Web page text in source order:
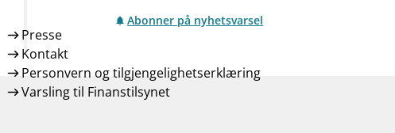
Abonner på nyhetsvarsel
Presse
Kontakt
Personvern og tilgjengelighetserklæring
Varsling til Finanstilsynet